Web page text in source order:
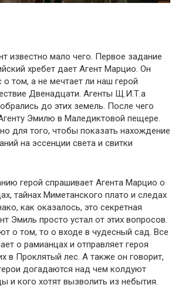
известно мало чего. Первое задание
хребет дает Агент Марцио. Он
о том, а не мечтает ли наш герой
Двенадцати. Агенты Щ.И.Т.а
до этих земель. После чего
Эмилю в Маледиктовой пещере.
для того, чтобы показать нахождение
на эссенции света и свитки
герой спрашивает Агента Марцио о
тайнах Миметанского плато и следах
как оказалось, это секретная
Эмиль просто устал от этих вопросов.
о том, то о входе в чудесный сад. Все
о рамианцах и отправляет героя
в Проклятый лес. А также он говорит,
догадаются над чем колдуют
и кого хотят вызволить из небытия.